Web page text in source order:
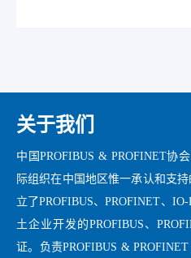
关于我们
中国PROFIBUS & PROFINET协
际组织在中国地区惟一承认和支
立了PROFIBUS、PROFINET、
土企业开发的PROFIBUS、
证。负责PROFIBUS &